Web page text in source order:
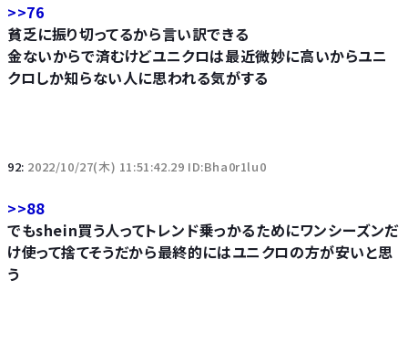
>>76
貧乏に振り切ってるから言い訳できる
金ないからで済むけどユニクロは最近微妙に高いからユニ
クロしか知らない人に思われる気がする
92: 2022/10/27(木) 11:51:42.29 ID:Bha0r1lu0
>>88
でもshein買う人ってトレンド乗っかるためにワンシーズンだ
け使って捨てそうだから最終的にはユニクロの方が安いと思
う